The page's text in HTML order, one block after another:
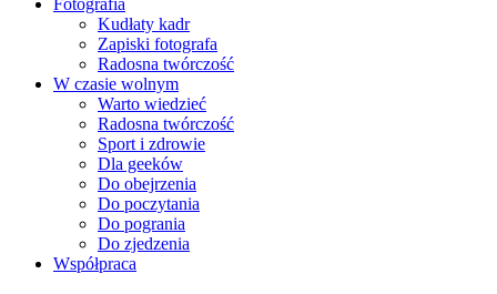
Fotografia
Kudłaty kadr
Zapiski fotografa
Radosna twórczość
W czasie wolnym
Warto wiedzieć
Radosna twórczość
Sport i zdrowie
Dla geeków
Do obejrzenia
Do poczytania
Do pogrania
Do zjedzenia
Współpraca